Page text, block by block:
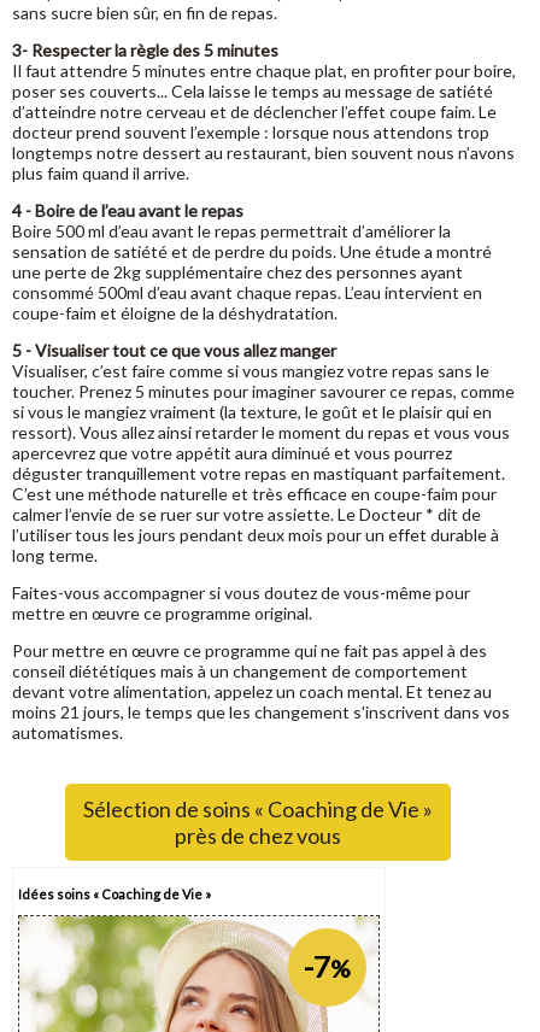
sans sucre bien sûr, en fin de repas.
3- Respecter la règle des 5 minutes
Il faut attendre 5 minutes entre chaque plat, en profiter pour boire,
poser ses couverts... Cela laisse le temps au message de satiété
d’atteindre notre cerveau et de déclencher l’effet coupe faim. Le
docteur prend souvent l’exemple : lorsque nous attendons trop
longtemps notre dessert au restaurant, bien souvent nous n’avons
plus faim quand il arrive.
4 - Boire de l’eau avant le repas
Boire 500 ml d’eau avant le repas permettrait d’améliorer la
sensation de satiété et de perdre du poids. Une étude a montré
une perte de 2kg supplémentaire chez des personnes ayant
consommé 500ml d’eau avant chaque repas. L’eau intervient en
coupe-faim et éloigne de la déshydratation.
5 - Visualiser tout ce que vous allez manger
Visualiser, c’est faire comme si vous mangiez votre repas sans le
toucher. Prenez 5 minutes pour imaginer savourer ce repas, comme
si vous le mangiez vraiment (la texture, le goût et le plaisir qui en
ressort). Vous allez ainsi retarder le moment du repas et vous vous
apercevrez que votre appétit aura diminué et vous pourrez
déguster tranquillement votre repas en mastiquant parfaitement.
C’est une méthode naturelle et très efficace en coupe-faim pour
calmer l’envie de se ruer sur votre assiette. Le Docteur * dit de
l’utiliser tous les jours pendant deux mois pour un effet durable à
long terme.
Faites-vous accompagner si vous doutez de vous-même pour
mettre en œuvre ce programme original.
Pour mettre en œuvre ce programme qui ne fait pas appel à des
conseil diététiques mais à un changement de comportement
devant votre alimentation, appelez un coach mental. Et tenez au
moins 21 jours, le temps que les changement s'inscrivent dans vos
automatismes.
Sélection de soins « Coaching de Vie »
près de chez vous
Idées soins « Coaching de Vie »
-7%